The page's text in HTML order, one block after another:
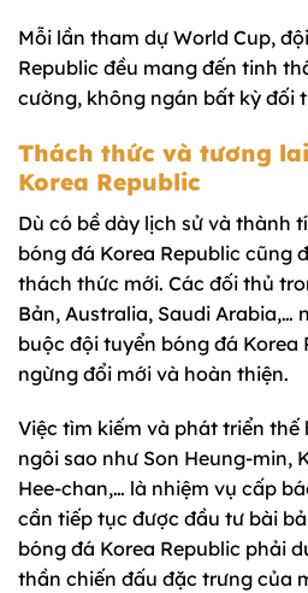
Mỗi lần tham dự World Cup,
Republic đều mang đến tinh
cường, không ngán bất kỳ đối
Thách thức và tương
Korea Republic
Dù có bề dày lịch sử và thành
bóng đá Korea Republic cũng
thách thức mới. Các đối thủ
Bản, Australia, Saudi Arabia,…
buộc đội tuyển bóng đá Korea
ngừng đổi mới và hoàn thiện.
Việc tìm kiếm và phát triển thế
ngôi sao như Son Heung-min,
Hee-chan,… là nhiệm vụ cấp
cần tiếp tục được đầu tư bài
bóng đá Korea Republic phải
thần chiến đấu đặc trưng của